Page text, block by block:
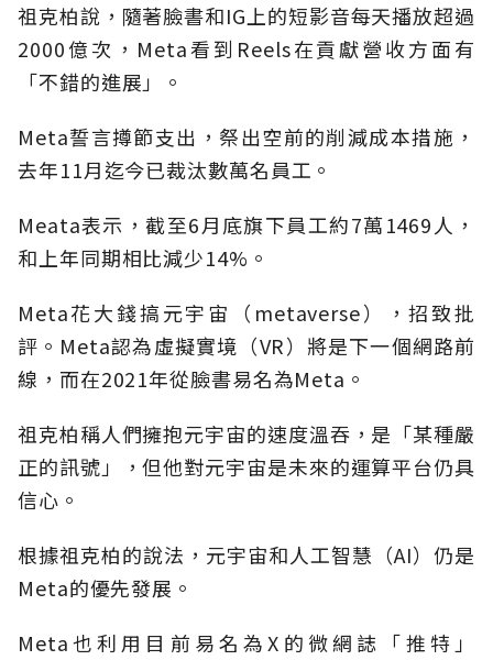
祖克柏說，隨著臉書和IG上的短影音每天播放超過
2000億次，Meta看到Reels在貢獻營收方面有
「不錯的進展」。
Meta誓言撙節支出，祭出空前的削減成本措施，
去年11月迄今已裁汰數萬名員工。
Meata表示，截至6月底旗下員工約7萬1469人，
和上年同期相比減少14%。
Meta花大錢搞元宇宙（metaverse），招致批
評。Meta認為虛擬實境（VR）將是下一個網路前
線，而在2021年從臉書易名為Meta。
祖克柏稱人們擁抱元宇宙的速度溫吞，是「某種嚴
正的訊號」，但他對元宇宙是未來的運算平台仍具
信心。
根據祖克柏的說法，元宇宙和人工智慧（AI）仍是
Meta的優先發展。
Meta也利用目前易名為X的微網誌「推特」